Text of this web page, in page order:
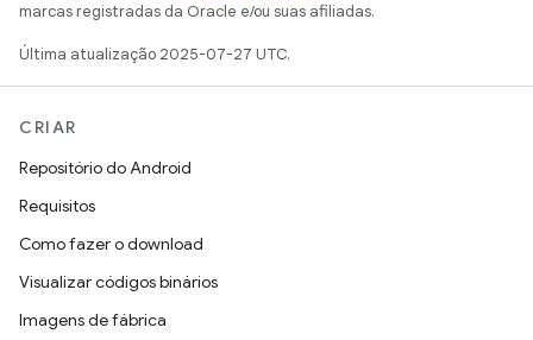
marcas registradas da Oracle e/ou suas afiliadas.
Última atualização 2025-07-27 UTC.
CRIAR
Repositório do Android
Requisitos
Como fazer o download
Visualizar códigos binários
Imagens de fábrica